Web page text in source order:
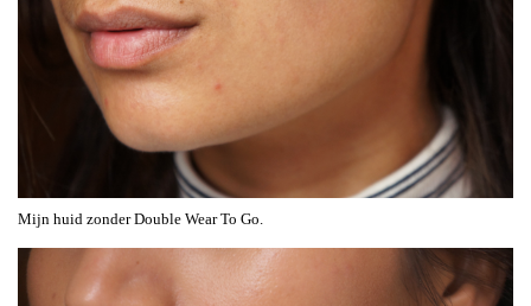
Mijn huid zonder Double Wear To Go.